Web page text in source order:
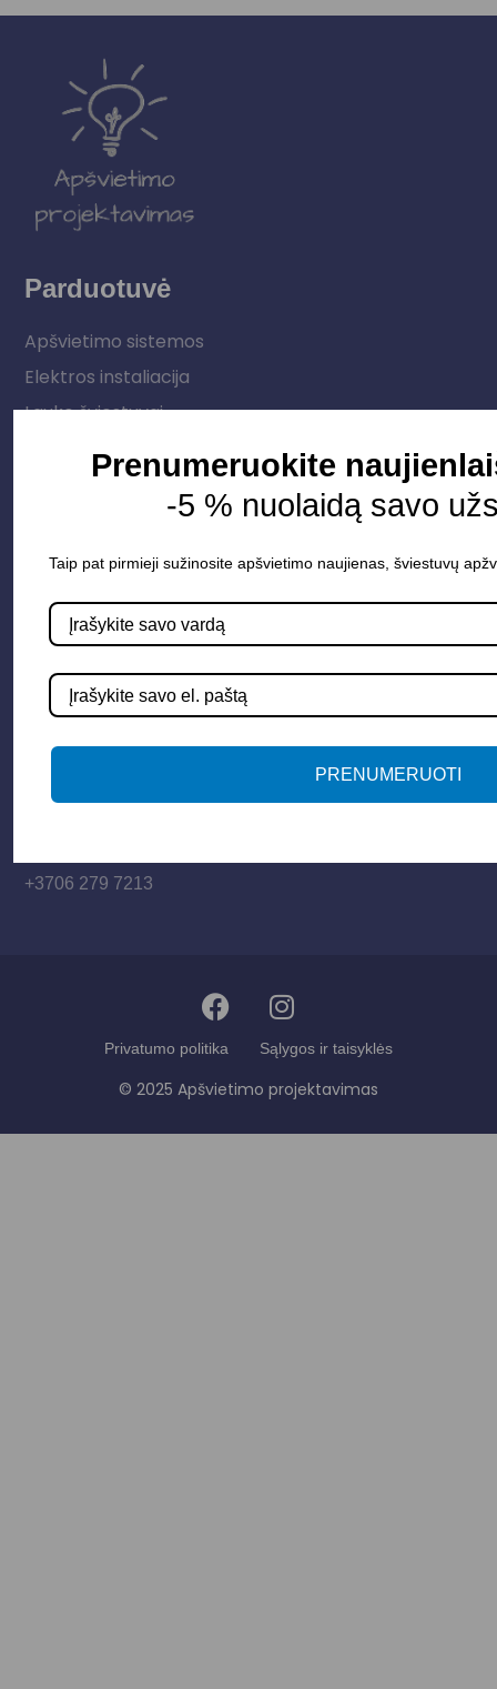
Parduotuvė
Apšvietimo sistemos
Elektros instaliacija
Lauko šviestuvai
LED juostos
Vidaus apšvietimas
Informacija
Apie mus
Paslaugos
Apšvietimo mokymų įrašas
Kontaktai
Susisiekime
+3706 279 7213
Privatumo politika Sąlygos ir taisyklės
© 2025 Apšvietimo projektavimas
Prenumeruokite
-5 % nuolaidą savo
Taip pat pirmieji sužinosite apšvietimo naujienas, šviestuvų
PRENUMERUOTI